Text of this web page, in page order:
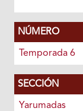
NÚMERO
Temporada 6
SECCIÓN
Yarumadas